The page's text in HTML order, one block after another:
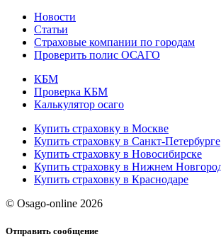
Новости
Статьи
Страховые компании по городам
Проверить полис ОСАГО
КБМ
Проверка КБМ
Калькулятор осаго
Купить страховку в Москве
Купить страховку в Санкт-Петербурге
Купить страховку в Новосибирске
Купить страховку в Нижнем
Купить страховку в Краснодаре
© Osago-online 2026
Отправить сообщение